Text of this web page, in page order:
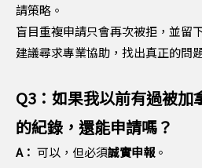
請策略。
盲目重複申請只會再次被拒，並留
建議尋求專業協助，找出真正的問
Q3：如果我以前有過被加
的紀錄，還能申請嗎？
A： 可以，但必須誠實申報 。